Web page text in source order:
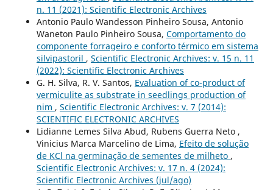
n. 11 (2021): Scientific Electronic Archives
Antonio Paulo Wandesson Pinheiro Sousa, Antonio
Waneton Paulo Pinheiro Sousa, Comportamento do
componente forrageiro e conforto térmico em sistema
silvipastoril , Scientific Electronic Archives: v. 15 n. 11
(2022): Scientific Electronic Archives
G. H. Silva, R. V. Santos, Evaluation of co-product of
vermiculite as substrate in seedlings production of
nim , Scientific Electronic Archives: v. 7 (2014):
SCIENTIFIC ELECTRONIC ARCHIVES
Lidianne Lemes Silva Abud, Rubens Guerra Neto ,
Vinicius Marca Marcelino de Lima, Efeito de solução
de KCl na germinação de sementes de milheto ,
Scientific Electronic Archives: v. 17 n. 4 (2024):
Scientific Electronic Archives (jul/ago)